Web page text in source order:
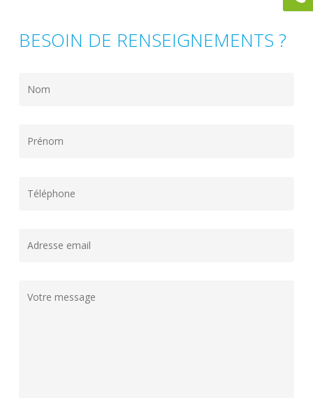
BESOIN DE RENSEIGNEMENTS ?